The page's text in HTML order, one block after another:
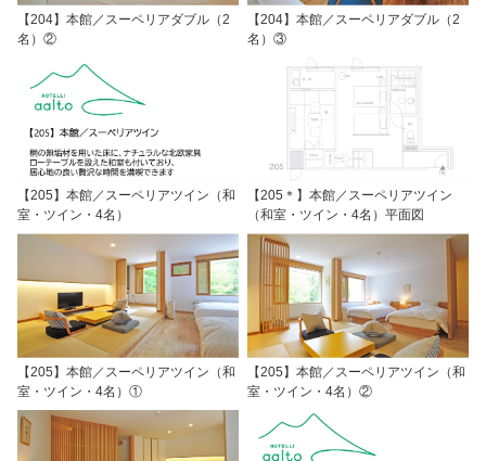
【204】本館／スーペリアダブル（2
名）②
【204】本館／スーペリアダブル（2
名）③
【205】本館／スーペリアツイン（和
室・ツイン・4名）
【205＊】本館／スーペリアツイン
（和室・ツイン・4名）平面図
【205】本館／スーペリアツイン（和
室・ツイン・4名）①
【205】本館／スーペリアツイン（和
室・ツイン・4名）②